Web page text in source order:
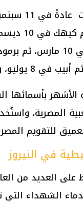
بأسمائها
المصرية،
للتقويم
في النيروز
على العديد من
الشهداء